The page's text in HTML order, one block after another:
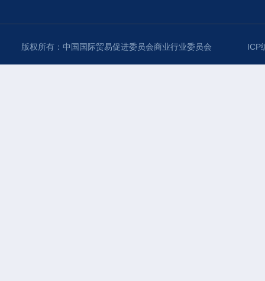
版权所有：中国国际贸易促进委员会商业行业委员会 ICP